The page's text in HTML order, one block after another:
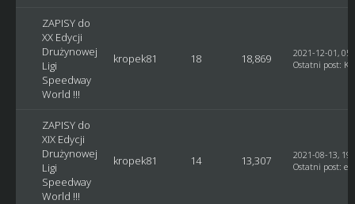
ZAPISY do
XX Edycji
Drużynowej
Ligi
Speedway
World !!!
kropek81 18 18,869
2021-12-01,
Ostatni post:
ZAPISY do
XIX Edycji
Drużynowej
Ligi
Speedway
World !!!
kropek81 14 13,307
2021-08-13,
Ostatni post: